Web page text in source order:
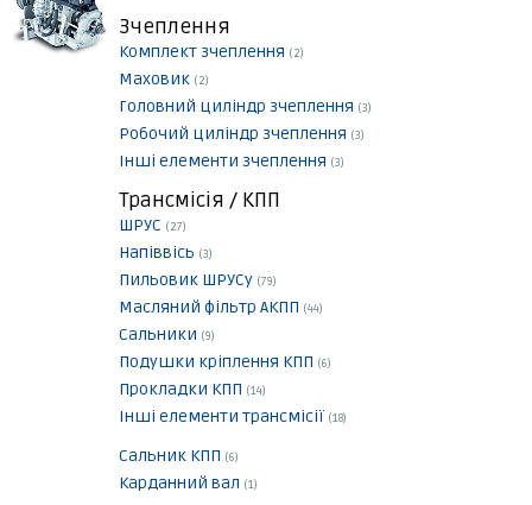
Зчеплення
Комплект зчеплення (2)
Маховик (2)
Головний циліндр зчеплення (3)
Робочий циліндр зчеплення (3)
Інші елементи зчеплення (3)
Трансмісія / КПП
ШРУС (27)
Напіввісь (3)
Пильовик ШРУСу (79)
Масляний фільтр АКПП (44)
Сальники (9)
Подушки кріплення КПП (6)
Прокладки КПП (14)
Інші елементи трансмісії (18)
Сальник КПП (6)
Карданний вал (1)